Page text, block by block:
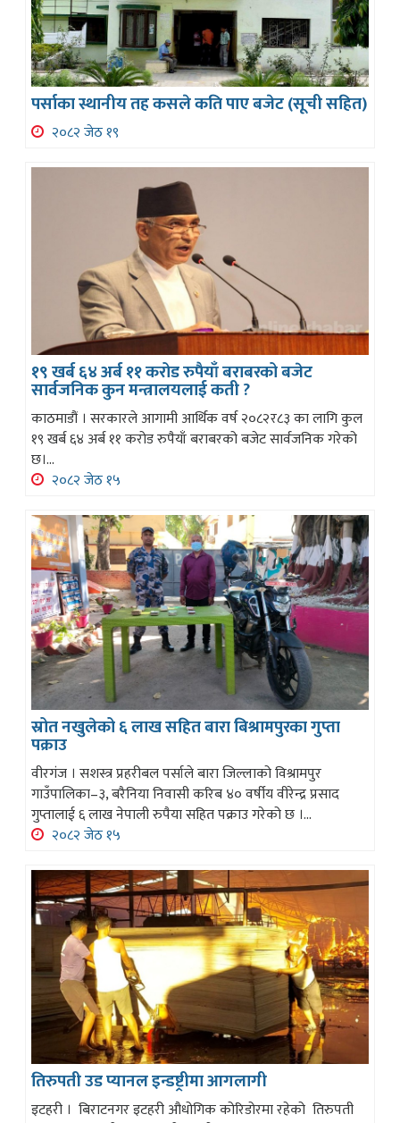
पर्साका स्थानीय तह कसले कति पाए बजेट (सूची सहित)
२०८२ जेठ १९
१९ खर्ब ६४ अर्ब ११ करोड रुपैयाँ बराबरको बजेट
सार्वजनिक कुन मन्त्रालयलाई कती ?
काठमाडौं । सरकारले आगामी आर्थिक वर्ष २०८२र८३ का लागि कुल
१९ खर्ब ६४ अर्ब ११ करोड रुपैयाँ बराबरको बजेट सार्वजनिक गरेको
छ।...
२०८२ जेठ १५
स्रोत नखुलेको ६ लाख सहित बारा बिश्रामपुरका गुप्ता
पक्राउ
वीरगंज । सशस्त्र प्रहरीबल पर्साले बारा जिल्लाको विश्रामपुर
गाउँपालिका–३, बरैनिया निवासी करिब ४० वर्षीय वीरेन्द्र प्रसाद
गुप्तालाई ६ लाख नेपाली रुपैया सहित पक्राउ गरेको छ ।...
२०८२ जेठ १५
तिरुपती उड प्यानल इन्डष्ट्रीमा आगलागी
इटहरी । बिराटनगर इटहरी औधोगिक कोरिडोरमा रहेको तिरुपती